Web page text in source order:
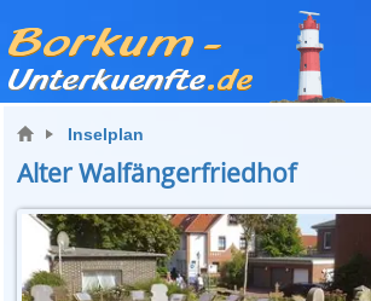
Inselplan
Alter Walfängerfriedhof